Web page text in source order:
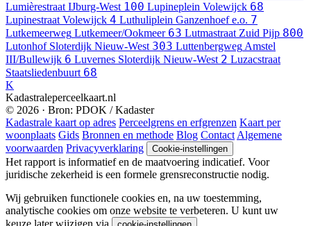
Lumièrestraat IJburg-West 100 Lupineplein Volewijck 68
Lupinestraat Volewijck 4 Luthuliplein Ganzenhoef e.o. 7
Lutkemeerweg Lutkemeer/Ookmeer 63 Lutmastraat Zuid Pijp 800
Lutonhof Sloterdijk Nieuw-West 303 LuttenbergwegAmstel
III/Bullewijk 6 Luvernes Sloterdijk Nieuw-West 2 Luzacstraat
Staatsliedenbuurt 68
K
Kadastraleperceelkaart.nl
© 2026 · Bron: PDOK / Kadaster
Kadastrale kaart op adres Perceelgrens en erfgrenzen Kaart per
woonplaats Gids Bronnen en methode Blog ContactAlgemene
voorwaarden Privacyverklaring Cookie-instellingen
Het rapport is informatief en de maatvoering indicatief. Voor
juridische zekerheid is een formele grensreconstructie nodig.
Wij gebruiken functionele cookies en, na uw toestemming,
analytische cookies om onze website te verbeteren. U kunt uw